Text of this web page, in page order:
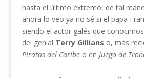
hasta el último extremo, de tal
ahora lo veo ya no sé si el papa
siendo el actor galés que
del genial Terry Gillians o, más
Piratas del Caribeo en Juego de